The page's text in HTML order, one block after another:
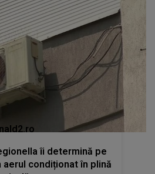
îi determină pe
aerul condiționat în plină